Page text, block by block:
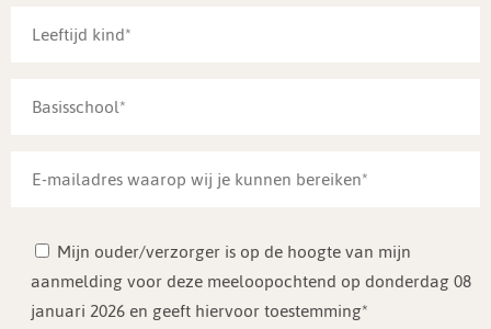
Mijn ouder/verzorger is op de hoogte van mijn
aanmelding voor deze meeloopochtend op donderdag 08
januari 2026 en geeft hiervoor toestemming*